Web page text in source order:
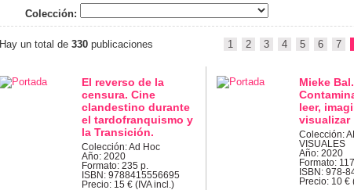
Colección:
Hay un total de 330 publicaciones 1 2 3 4 5 6 7
El reverso de la
censura. Cine
clandestino durante
el tardofranquismo y
la Transición.
Colección: Ad Hoc
Año: 2020
Formato: 235 p.
ISBN: 9788415556695
Precio: 15 € (IVA incl.)
Mieke Bal.
leer,
visualizar
Colección:
VISUALES
Año: 2020
Formato:
ISBN: 978-
Precio: 10 €